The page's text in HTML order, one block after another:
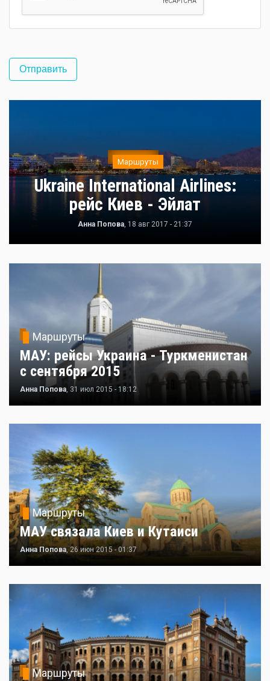
Маршруты
Ukraine International Airlines:
рейс Киев - Эйлат
Анна Попова, 18 авг 2017 - 21:37
Маршруты
МАУ: рейсы Украина - Туркменистан
с сентября 2015
Анна Попова, 31 июл 2015 - 18:12
Маршруты
МАУ связала Киев и Кутаиси
Анна Попова, 26 июн 2015 - 01:37
Маршруты